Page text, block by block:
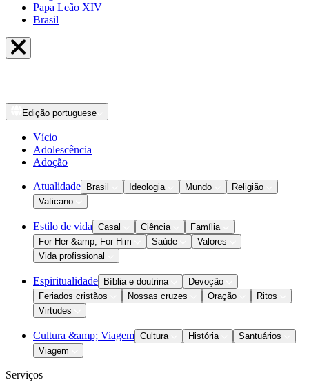
Papa Leão XIV
Brasil
Edição portuguese
Vício
Adolescência
Adoção
Atualidade Brasil Ideologia Mundo
Religião
Vaticano
Estilo de vida Casal Ciência
Família
For Her &amp; For Him
Saúde
Valores
Vida profissional
Espiritualidade Bíblia e doutrina
Devoção
Feriados cristãos
Nossas cruzes Oração
Ritos
Virtudes
Cultura &amp; Viagem Cultura História
Santuários
Viagem
Serviços